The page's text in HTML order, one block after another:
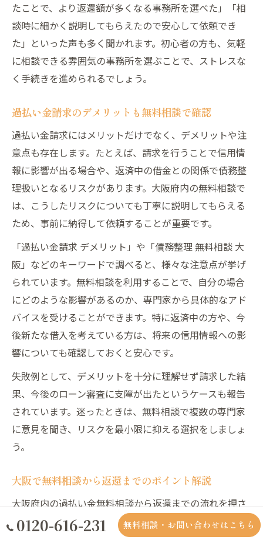
たことで、より返還額が多くなる事務所を選べた」「相
談時に細かく説明してもらえたので安心して依頼でき
た」といった声も多く聞かれます。初心者の方も、気軽
に相談できる雰囲気の事務所を選ぶことで、ストレスな
く手続きを進められるでしょう。
過払い金請求のデメリットも無料相談で確認
過払い金請求にはメリットだけでなく、デメリットや注
意点も存在します。たとえば、請求を行うことで信用情
報に影響が出る場合や、返済中の借金との関係で債務整
理扱いとなるリスクがあります。大阪府内の無料相談で
は、こうしたリスクについても丁寧に説明してもらえる
ため、事前に納得して依頼することが重要です。
「過払い金請求 デメリット」や「債務整理 無料相談 大
阪」などのキーワードで調べると、様々な注意点が挙げ
られています。無料相談を利用することで、自分の場合
にどのような影響があるのか、専門家から具体的なアド
バイスを受けることができます。特に返済中の方や、今
後新たな借入を考えている方は、将来の信用情報への影
響についても確認しておくと安心です。
失敗例として、デメリットを十分に理解せず請求した結
果、今後のローン審査に支障が出たというケースも報告
されています。迷ったときは、無料相談で複数の専門家
に意見を聞き、リスクを最小限に抑える選択をしましょ
う。
大阪で無料相談から返還までのポイント解説
大阪府内の過払い金無料相談から返還までの流れを押さ
えておくことで、手続きを円滑に進めることができま
す。まずは無料相談を利用し、自分の取引履歴や状況を
0120-616-231 無料相談・お問い合わせはこちら